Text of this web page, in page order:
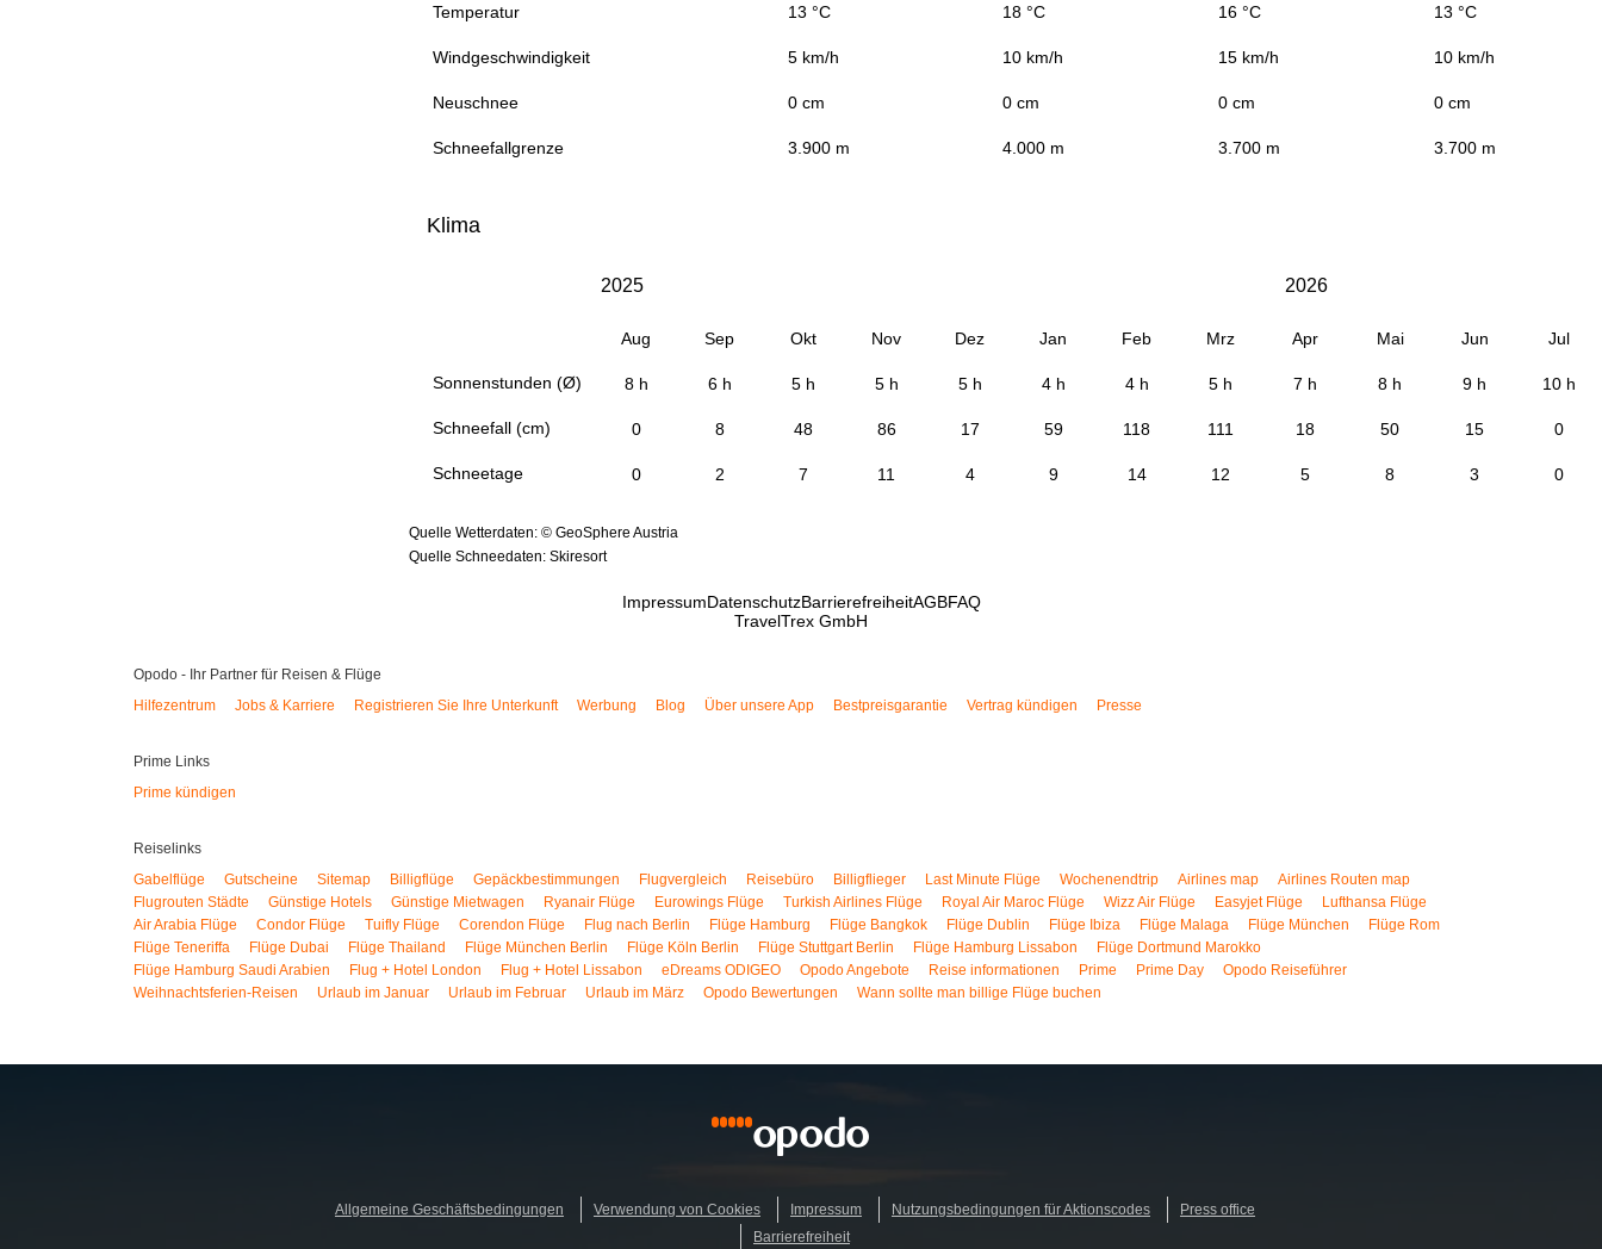
Temperatur 13 °C 18 °C 16 °C 13 °C
Windgeschwindigkeit 5 km/h 10 km/h 15 km/h 10 km/h
Neuschnee 0 cm 0 cm 0 cm 0 cm
Schneefallgrenze 3.900 m 4.000 m 3.700 m 3.700 m
Klima
Sonnenstunden (Ø)
Schneefall (cm)
Schneetage
2025 2026
Aug Sep Okt Nov Dez Jan Feb Mrz Apr Mai Jun Jul
8 h 6 h 5 h 5 h 5 h 4 h 4 h 5 h 7 h 8 h 9 h 10 h
0 8 48 86 17 59 118 111 18 50 15 0
0 2 7 11 4 9 14 12 5 8 3 0
Quelle Wetterdaten: © GeoSphere Austria
Quelle Schneedaten: Skiresort
ImpressumDatenschutzBarrierefreiheitAGBFAQ
TravelTrex GmbH